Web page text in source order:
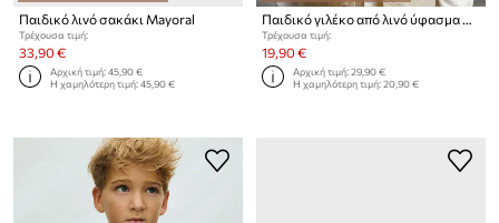
Παιδικό λινό σακάκι Mayoral
Τρέχουσα τιμή:
33,90 €
Αρχική τιμή:45,90 €
Η χαμηλότερη τιμή:45,90 €
Τρέχουσα τιμή:
19,90 €
Αρχική τιμή:29,90 €
Η χαμηλότερη τιμή:20,90 €